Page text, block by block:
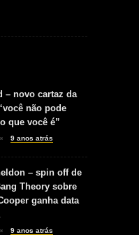
– novo cartaz da
não pode
que você é”
9 anos atrás
– spin off de
Theory sobre
ganha data
9 anos atrás